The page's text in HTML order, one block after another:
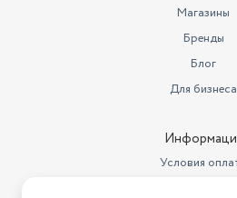
Магазины
Бренды
Блог
Для бизнеса
Условия